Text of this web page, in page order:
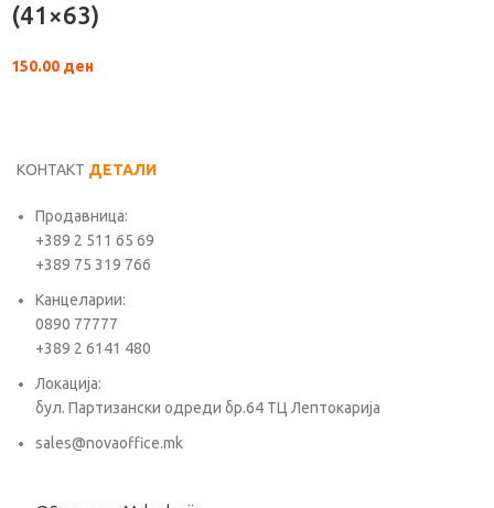
(41×63)
150.00 ден
КОНТАКТ ДЕТАЛИ
Продавница:
+389 2 511 65 69
+389 75 319 766
Канцеларии:
0890 77777
+389 2 6141 480
Локација:
бул. Партизански одреди бр.64 ТЦ Лептокарија
sales@novaoffice.mk